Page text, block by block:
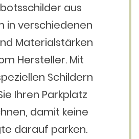
aus
in verschiedenen
Materialstärken
Hersteller. Mit
Schildern
Ihren Parkplatz
damit keine
darauf parken.